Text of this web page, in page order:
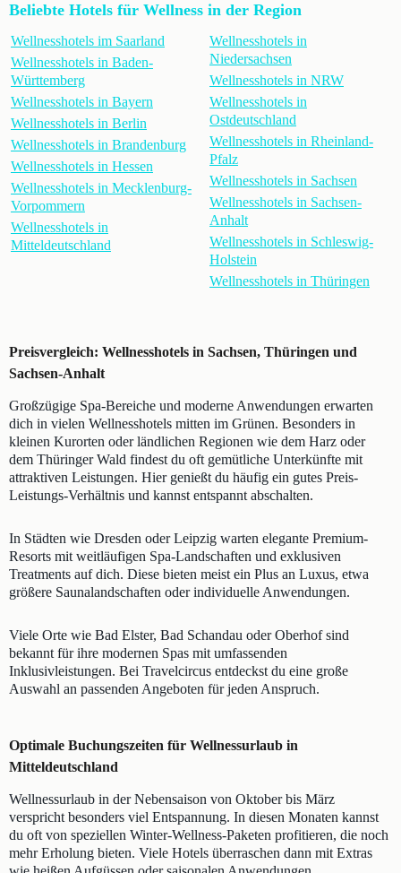
Beliebte Hotels für Wellness in der Region
Wellnesshotels im Saarland
Wellnesshotels in Baden-
Württemberg
Wellnesshotels in Bayern
Wellnesshotels in Berlin
Wellnesshotels in Brandenburg
Wellnesshotels in Hessen
Wellnesshotels in Mecklenburg-
Vorpommern
Wellnesshotels in
Mitteldeutschland
Wellnesshotels in
Niedersachsen
Wellnesshotels in NRW
Wellnesshotels in
Ostdeutschland
Wellnesshotels in Rheinland-
Pfalz
Wellnesshotels in Sachsen
Wellnesshotels in Sachsen-
Anhalt
Wellnesshotels in Schleswig-
Holstein
Wellnesshotels in Thüringen
Preisvergleich: Wellnesshotels in Sachsen, Thüringen und
Sachsen-Anhalt
Großzügige Spa-Bereiche und moderne Anwendungen erwarten
dich in vielen Wellnesshotels mitten im Grünen. Besonders in
kleinen Kurorten oder ländlichen Regionen wie dem Harz oder
dem Thüringer Wald findest du oft gemütliche Unterkünfte mit
attraktiven Leistungen. Hier genießt du häufig ein gutes Preis-
Leistungs-Verhältnis und kannst entspannt abschalten.
In Städten wie Dresden oder Leipzig warten elegante Premium-
Resorts mit weitläufigen Spa-Landschaften und exklusiven
Treatments auf dich. Diese bieten meist ein Plus an Luxus, etwa
größere Saunalandschaften oder individuelle Anwendungen.
Viele Orte wie Bad Elster, Bad Schandau oder Oberhof sind
bekannt für ihre modernen Spas mit umfassenden
Inklusivleistungen. Bei Travelcircus entdeckst du eine große
Auswahl an passenden Angeboten für jeden Anspruch.
Optimale Buchungszeiten für Wellnessurlaub in
Mitteldeutschland
Wellnessurlaub in der Nebensaison von Oktober bis März
verspricht besonders viel Entspannung. In diesen Monaten kannst
du oft von speziellen Winter-Wellness-Paketen profitieren, die noch
mehr Erholung bieten. Viele Hotels überraschen dann mit Extras